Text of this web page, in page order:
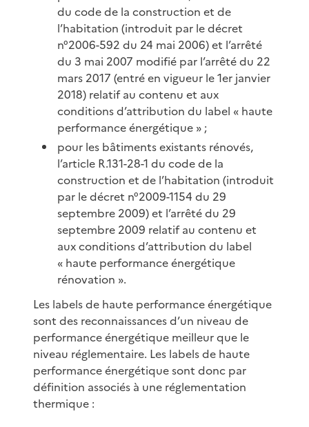
du code de la construction et de
l’habitation (introduit par le décret
n°2006-592 du 24 mai 2006) et l’arrêté
du 3 mai 2007 modifié par l’arrêté du 22
mars 2017 (entré en vigueur le 1er janvier
2018) relatif au contenu et aux
conditions d’attribution du label « haute
performance énergétique » ;
pour les bâtiments existants rénovés,
l’article R.131-28-1 du code de la
construction et de l’habitation (introduit
par le décret n°2009-1154 du 29
septembre 2009) et l’arrêté du 29
septembre 2009 relatif au contenu et
aux conditions d’attribution du label
« haute performance énergétique
rénovation ».
Les labels de haute performance énergétique
sont des reconnaissances d’un niveau de
performance énergétique meilleur que le
niveau réglementaire. Les labels de haute
performance énergétique sont donc par
définition associés à une réglementation
thermique :